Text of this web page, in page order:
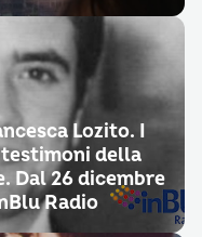
Lozito. I
della
Dal 26 dicembre
Radio